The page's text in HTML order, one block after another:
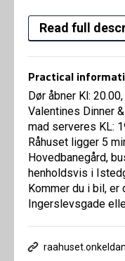
Read full
Practical
Dør åbner Kl:
Valentines Dinner
mad serveres KL:
Råhuset ligger 5
Hovedbanegård,
henholdsvis i
Kommer du i bil,
Ingerslevsgade